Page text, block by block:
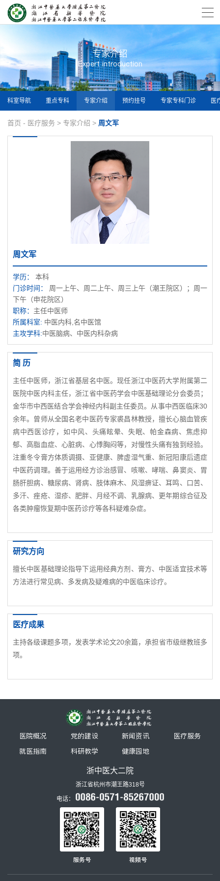
专家介绍
Expert introduction
科室导航 重点专科 专家介绍 预约挂号 专家专科门诊 医
首页 - 医疗服务 > 专家介绍 > 周文军
周文军
学历： 本科
门诊时间： 周一上午、周二上午、周三上午（潮王院区）；周一
下午（申花院区）
职称： 主任中医师
所属科室: 中医内科,名中医馆
主攻学科:中医脑病、中医内科杂病
简 历
主任中医师，浙江省基层名中医。现任浙江中医药大学附属第二
医院中医内科主任，浙江省中医药学会中医基础理论分会委员；
金华市中西医结合学会神经内科副主任委员。从事中西医临床30
余年。曾师从全国名老中医药专家裘昌林教授，擅长心脑血管疾
病中西医诊疗，如中风、头痛眩晕、失眠、帕金森病、焦虑抑
郁、高脂血症、心脏病、心悸胸闷等，对慢性头痛有独到经验。
注重冬令膏方体质调摄、亚健康、脾虚湿气重、新冠阳康后遗症
中医药调理。善于运用经方诊治感冒、咳嗽、哮喘、鼻窦炎、胃
肠肝胆病、糖尿病、肾病、肢体麻木、风湿痹证、耳鸣、口苦、
多汗、痤疮、湿疹、肥胖、月经不调、乳腺病、更年期综合征及
各类肿瘤恢复期中医药诊疗等各科疑难杂症。
研究方向
擅长中医基础理论指导下运用经典方剂、膏方、中医适宜技术等
方法进行常见病、多发病及疑难病的中医临床诊疗。
医疗成果
主持各级课题多项，发表学术论文20余篇，承担省市级继教班多
项。
医院概况 党的建设 新闻资讯
医疗服务
就医指南
科研教学 健康园地
浙中医大二院
浙江省杭州市潮王路318号
电话：
服务号 视频号